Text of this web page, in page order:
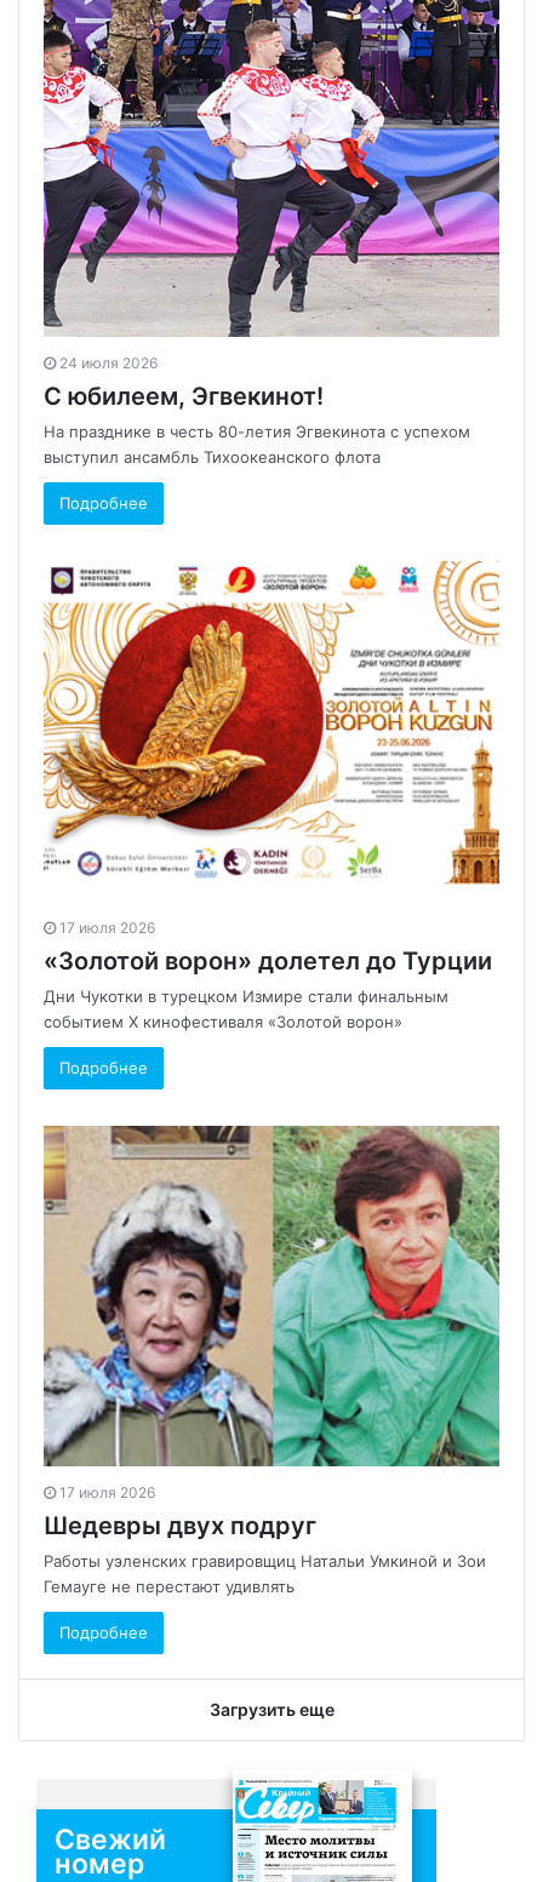
24 июля 2026
С юбилеем, Эгвекинот!
На празднике в честь 80-летия Эгвекинота с успехом
выступил ансамбль Тихоокеанского флота
Подробнее
17 июля 2026
«Золотой ворон» долетел до Турции
Дни Чукотки в турецком Измире стали финальным
событием X кинофестиваля «Золотой ворон»
Подробнее
17 июля 2026
Шедевры двух подруг
Работы уэленских гравировщиц Натальи Умкиной и Зои
Гемауге не перестают удивлять
Подробнее
Загрузить еще
Свежий
номер